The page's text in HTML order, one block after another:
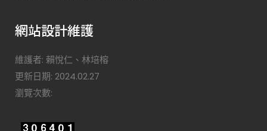
網站設計維護
維護者: 賴悅仁、林培榕
更新日期: 2024.02.27
瀏覽次數: